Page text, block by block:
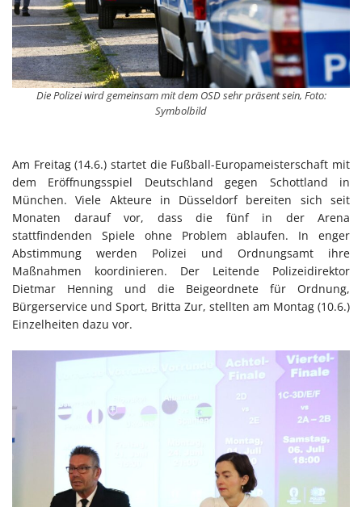
Die Polizei wird gemeinsam mit dem OSD sehr präsent sein, Foto:
Symbolbild
Am Freitag (14.6.) startet die Fußball-Europameisterschaft mit
dem Eröffnungsspiel Deutschland gegen Schottland in
München. Viele Akteure in Düsseldorf bereiten sich seit
Monaten darauf vor, dass die fünf in der Arena
stattfindenden Spiele ohne Problem ablaufen. In enger
Abstimmung werden Polizei und Ordnungsamt ihre
Maßnahmen koordinieren. Der Leitende Polizeidirektor
Dietmar Henning und die Beigeordnete für Ordnung,
Bürgerservice und Sport, Britta Zur, stellten am Montag (10.6.)
Einzelheiten dazu vor.